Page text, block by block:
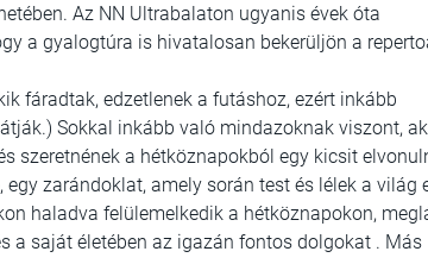
Az NN Ultrabalaton ugyanis évek óta
a gyalogtúra is hivatalosan bekerüljön a
fáradtak, edzetlenek a futáshoz, ezért inkább
Sokkal inkább való mindazoknak viszont,
szeretnének a hétköznapokból egy kicsit
zarándoklat, amely során test és lélek a világ
haladva felülemelkedik a hétköznapokon,
a saját életében az igazán fontos dolgokat . Más